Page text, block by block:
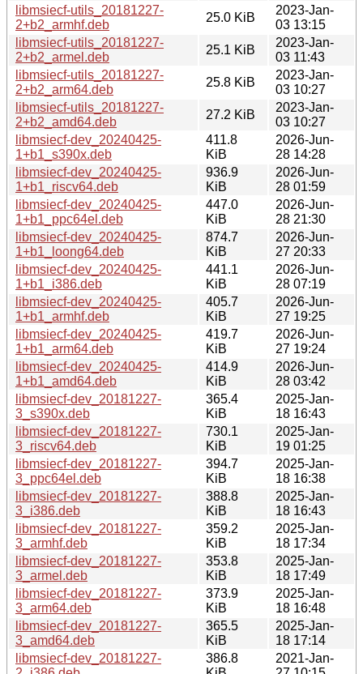
libmsiecf-utils_20181227-
2+b2_armhf.deb
25.0 KiB
2023-Jan-
03 13:15
libmsiecf-utils_20181227-
2+b2_armel.deb
25.1 KiB
2023-Jan-
03 11:43
libmsiecf-utils_20181227-
2+b2_arm64.deb
25.8 KiB
2023-Jan-
03 10:27
libmsiecf-utils_20181227-
2+b2_amd64.deb
27.2 KiB
2023-Jan-
03 10:27
libmsiecf-dev_20240425-
1+b1_s390x.deb
411.8
KiB
2026-Jun-
28 14:28
libmsiecf-dev_20240425-
1+b1_riscv64.deb
936.9
KiB
2026-Jun-
28 01:59
libmsiecf-dev_20240425-
1+b1_ppc64el.deb
447.0
KiB
2026-Jun-
28 21:30
libmsiecf-dev_20240425-
1+b1_loong64.deb
874.7
KiB
2026-Jun-
27 20:33
libmsiecf-dev_20240425-
1+b1_i386.deb
441.1
KiB
2026-Jun-
28 07:19
libmsiecf-dev_20240425-
1+b1_armhf.deb
405.7
KiB
2026-Jun-
27 19:25
libmsiecf-dev_20240425-
1+b1_arm64.deb
419.7
KiB
2026-Jun-
27 19:24
libmsiecf-dev_20240425-
1+b1_amd64.deb
414.9
KiB
2026-Jun-
28 03:42
libmsiecf-dev_20181227-
3_s390x.deb
365.4
KiB
2025-Jan-
18 16:43
libmsiecf-dev_20181227-
3_riscv64.deb
730.1
KiB
2025-Jan-
19 01:25
libmsiecf-dev_20181227-
3_ppc64el.deb
394.7
KiB
2025-Jan-
18 16:38
libmsiecf-dev_20181227-
3_i386.deb
388.8
KiB
2025-Jan-
18 16:43
libmsiecf-dev_20181227-
3_armhf.deb
359.2
KiB
2025-Jan-
18 17:34
libmsiecf-dev_20181227-
3_armel.deb
353.8
KiB
2025-Jan-
18 17:49
libmsiecf-dev_20181227-
3_arm64.deb
373.9
KiB
2025-Jan-
18 16:48
libmsiecf-dev_20181227-
3_amd64.deb
365.5
KiB
2025-Jan-
18 17:14
libmsiecf-dev_20181227-
386.8
2021-Jan-